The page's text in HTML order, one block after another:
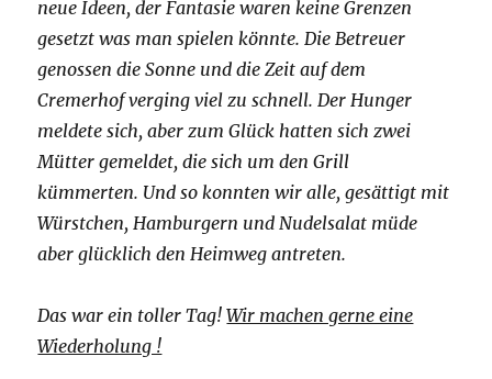
neue Ideen, der Fantasie waren keine Grenzen
gesetzt was man spielen könnte. Die Betreuer
genossen die Sonne und die Zeit auf dem
Cremerhof verging viel zu schnell. Der Hunger
meldete sich, aber zum Glück hatten sich zwei
Mütter gemeldet, die sich um den Grill
kümmerten. Und so konnten wir alle, gesättigt mit
Würstchen, Hamburgern und Nudelsalat müde
aber glücklich den Heimweg antreten.
Das war ein toller Tag!Wir machen gerne eine
Wiederholung !